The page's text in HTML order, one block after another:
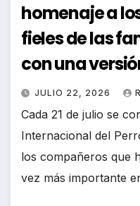
homenaje a
fieles de las
con una
ellos
JULIO 22, 2026
Cada 21 de julio se
Internacional del
los compañeros que
vez más importante